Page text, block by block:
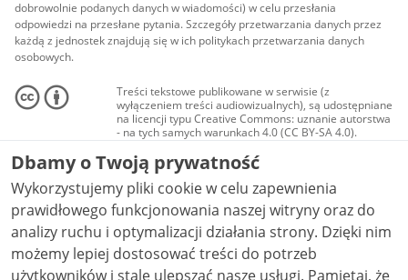
dobrowolnie podanych danych w wiadomości) w celu przesłania
odpowiedzi na przesłane pytania. Szczegóły przetwarzania danych przez
każdą z jednostek znajdują się w ich politykach przetwarzania danych
osobowych.
Treści tekstowe publikowane w serwisie (z
wyłączeniem treści audiowizualnych), są udostępniane
na licencji typu Creative Commons: uznanie autorstwa
- na tych samych warunkach 4.0 (CC BY-SA 4.0).
Materiały audiowizualne, w tym zdjęcia, materiały
audio i wideo, są udostępniane na licencji typu
Creative Commons: uznanie autorstwa użycie
niekomercyjne - bez utworów zależnych 4.0 (CC BY-
NC-ND 4.0), o ile nie jest to stwierdzone inaczej.
Dbamy o Twoją prywatność
Wykorzystujemy pliki cookie w celu zapewnienia
prawidłowego funkcjonowania naszej witryny oraz do
analizy ruchu i optymalizacji działania strony. Dzięki nim
możemy lepiej dostosować treści do potrzeb
użytkowników i stale ulepszać nasze usługi. Pamiętaj, że